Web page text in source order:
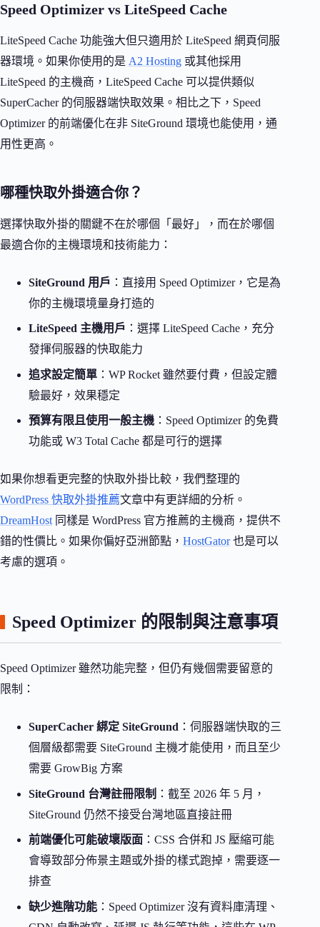
Speed Optimizer vs LiteSpeed Cache
LiteSpeed Cache 功能強大但只適用於 LiteSpeed 網頁伺服
器環境。如果你使用的是 A2 Hosting 或其他採用
LiteSpeed 的主機商，LiteSpeed Cache 可以提供類似
SuperCacher 的伺服器端快取效果。相比之下，Speed
Optimizer 的前端優化在非 SiteGround 環境也能使用，通
用性更高。
哪種快取外掛適合你？
選擇快取外掛的關鍵不在於哪個「最好」，而在於哪個
最適合你的主機環境和技術能力：
SiteGround 用戶 ：直接用 Speed Optimizer，它是為
你的主機環境量身打造的
LiteSpeed 主機用戶 ：選擇 LiteSpeed Cache，充分
發揮伺服器的快取能力
追求設定簡單 ：WP Rocket 雖然要付費，但設定體
驗最好，效果穩定
預算有限且使用一般主機 ：Speed Optimizer 的免費
功能或 W3 Total Cache 都是可行的選擇
如果你想看更完整的快取外掛比較，我們整理的
WordPress 快取外掛推薦文章中有更詳細的分析。
DreamHost 同樣是 WordPress 官方推薦的主機商，提供不
錯的性價比。如果你偏好亞洲節點， HostGator也是可以
考慮的選項。
Speed Optimizer 的限制與注意事項
Speed Optimizer 雖然功能完整，但仍有幾個需要留意的
限制：
SuperCacher 綁定 SiteGround ：伺服器端快取的三
個層級都需要 SiteGround 主機才能使用，而且至少
需要 GrowBig 方案
SiteGround 台灣註冊限制 ：截至 2026 年 5 月，
SiteGround 仍然不接受台灣地區直接註冊
前端優化可能破壞版面 ：CSS 合併和 JS 壓縮可能
會導致部分佈景主題或外掛的樣式跑掉，需要逐一
排查
缺少進階功能 ：Speed Optimizer 沒有資料庫清理、